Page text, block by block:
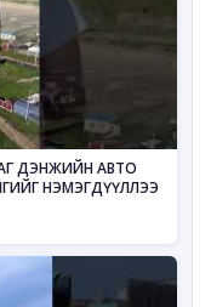
ДЭНЖИЙН АВТО
НЭМЭГДҮҮЛЛЭЭ